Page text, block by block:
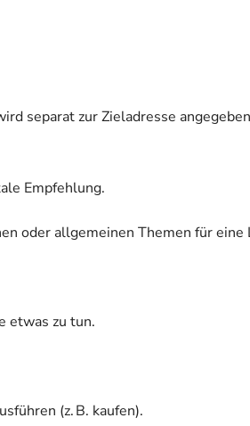
separat zur Zieladresse
Empfehlung.
oder allgemeinen Themen für
etwas zu tun.
(z. B. kaufen).